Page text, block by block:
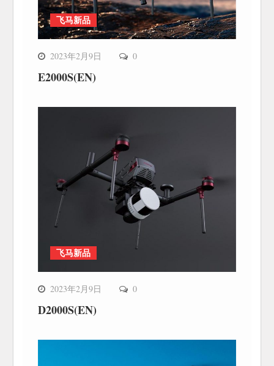
飞马新品
2023年2月9日 0
E2000S(EN)
飞马新品
2023年2月9日 0
D2000S(EN)